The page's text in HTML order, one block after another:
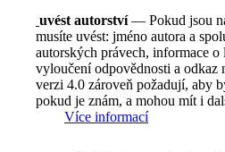
uvést autorství— Pokud jsou
musíte uvést: jméno autora a
autorských právech, informace
vyloučení odpovědnosti a odkaz
verzi 4.0 zároveň požadují, aby
pokud je znám, a mohou mít i
Více informací